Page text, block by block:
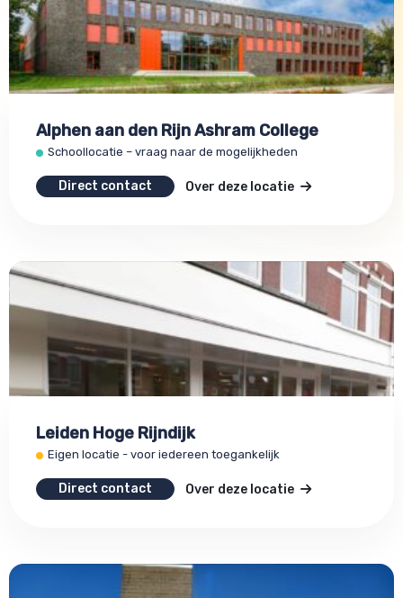
Alphen aan den Rijn Ashram College
Schoollocatie – vraag naar de mogelijkheden
Direct contact Over deze locatie
Leiden Hoge Rijndijk
Eigen locatie - voor iedereen toegankelijk
Direct contact Over deze locatie